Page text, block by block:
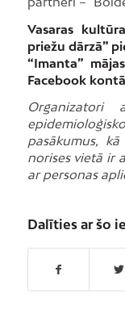
Vasaras
priežu dārzā”
“Imanta”
Facebook
Organizatori
pasākumus,
norises vietā ir
ar personas
Dalīties ar šo